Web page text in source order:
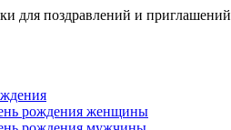
для поздравлений и приглашений
рождения женщины